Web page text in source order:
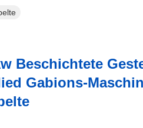
Beschichtete
Gabions-